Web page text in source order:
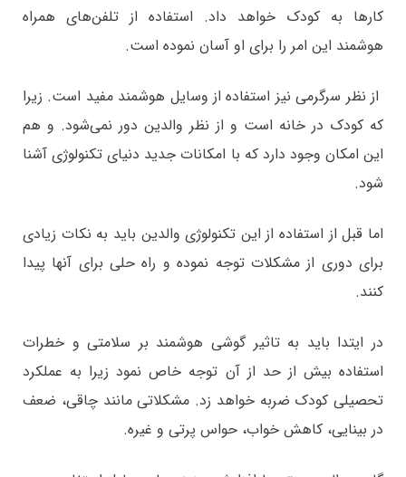
کارها به کودک خواهد داد. استفاده از تلفن‌های همراه
هوشمند این امر را برای او آسان نموده است.
از نظر سرگرمی نیز استفاده از وسایل هوشمند مفید است. زیرا
که کودک در خانه است و از نظر والدین دور نمی‌شود. و هم
این امکان وجود دارد که با امکانات جدید دنیای تکنولوژی آشنا
شود.
اما قبل از استفاده از این تکنولوژی والدین باید به نکات زیادی
برای دوری از مشکلات توجه نموده و راه حلی برای آنها پیدا
کنند.
در ایتدا باید به تاثیر گوشی هوشمند بر سلامتی و خطرات
استفاده بیش از حد از آن توجه خاص نمود زیرا به عملکرد
تحصیلی کودک ضربه خواهد زد. مشکلاتی مانند چاقی، ضعف
در بینایی، کاهش خواب، حواس پرتی و غیره.